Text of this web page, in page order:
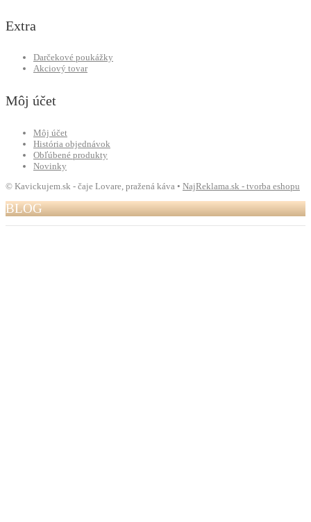
Extra
Darčekové poukážky
Akciový tovar
Môj účet
Môj účet
História objednávok
Obľúbené produkty
Novinky
© Kavickujem.sk - čaje Lovare, pražená káva • NajReklama.sk - tvorba eshopu
BLOG